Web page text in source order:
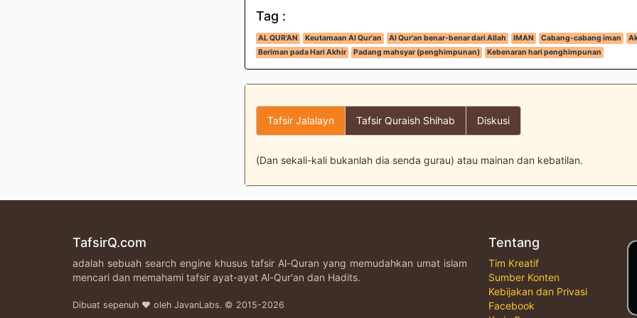
Tag :
AL QUR'AN Keutamaan Al Qur'an Al Qur'an benar-benar dari Allah IMAN Cabang-cabang iman
Beriman pada Hari Akhir
Padang mahsyar (penghimpunan) Kebenaran hari penghimpunan
Tafsir Jalalayn Tafsir Quraish Shihab Diskusi
(Dan sekali-kali bukanlah dia senda gurau) atau mainan dan kebatilan.
TafsirQ.com
adalah sebuah search engine khusus tafsir Al-Quran yang memudahkan umat islam
mencari dan memahami tafsir ayat-ayat Al-Qur'an dan Hadits.
Dibuat sepenuh ♥ oleh JavanLabs. © 2015-2026
Tentang
Tim Kreatif
Sumber Konten
Kebijakan dan Privasi
Facebook